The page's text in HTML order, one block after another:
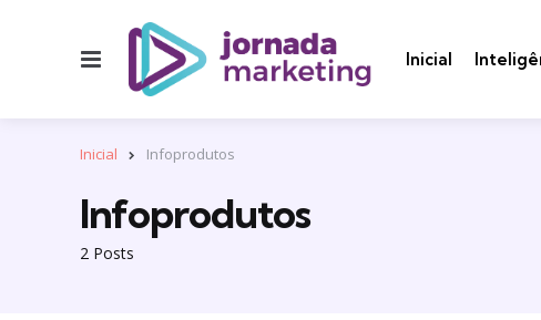
Inicial
Inicial Infoprodutos
2 Posts
Infoprodutos